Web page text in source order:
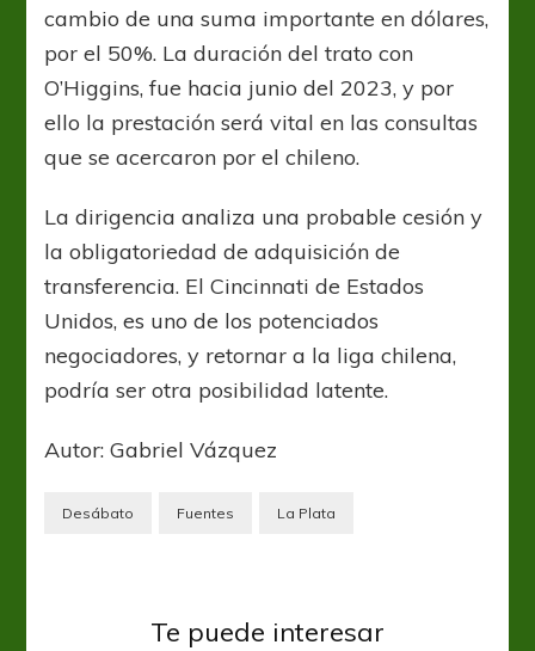
cambio de una suma importante en dólares,
por el 50%. La duración del trato con
O’Higgins, fue hacia junio del 2023, y por
ello la prestación será vital en las consultas
que se acercaron por el chileno.
La dirigencia analiza una probable cesión y
la obligatoriedad de adquisición de
transferencia. El Cincinnati de Estados
Unidos, es uno de los potenciados
negociadores, y retornar a la liga chilena,
podría ser otra posibilidad latente.
Autor: Gabriel Vázquez
Desábato Fuentes La Plata
Te puede interesar
“Me planteó seguir ganando